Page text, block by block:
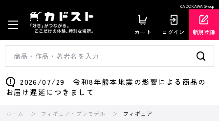
KADOKAWA Group
カート ログイン 新規登録
2026/07/29 令和8年熊本地震の影響による商品の
お届け遅延につきまして
ホーム フィギュア・プラモデル フィギュア